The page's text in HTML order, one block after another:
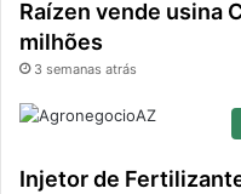
Raízen vende usina
milhões
3 semanas atrás
Injetor de